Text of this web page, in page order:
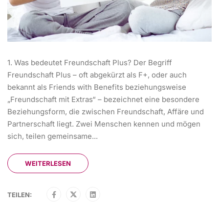
1. Was bedeutet Freundschaft Plus? Der Begriff
Freundschaft Plus – oft abgekürzt als F+, oder auch
bekannt als Friends with Benefits beziehungsweise
„Freundschaft mit Extras“ – bezeichnet eine besondere
Beziehungsform, die zwischen Freundschaft, Affäre und
Partnerschaft liegt. Zwei Menschen kennen und mögen
sich, teilen gemeinsame...
WEITERLESEN
TEILEN: